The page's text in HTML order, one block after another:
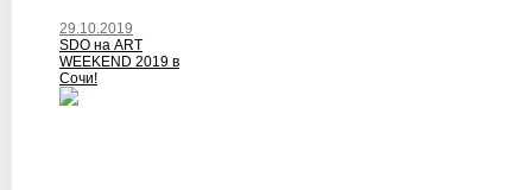
29.10.2019
SDO на ART
WEEKEND 2019 в
Сочи!